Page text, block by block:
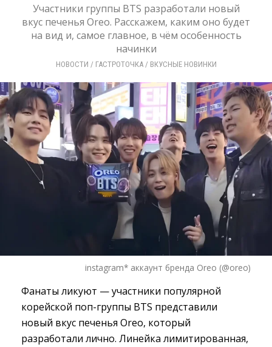
Участники группы BTS разработали новый
вкус печенья Oreo. Расскажем, каким оно будет
на вид и, самое главное, в чём особенность
начинки
НОВОСТИ / ГАСТРОТОЧКА/ ВКУСНЫЕ НОВИНКИ
instagram* аккаунт бренда Oreo (@oreo)
Фанаты ликуют — участники популярной
корейской поп-группы BTS представили
новый вкус печенья Oreo, который
разработали лично. Линейка лимитированная,